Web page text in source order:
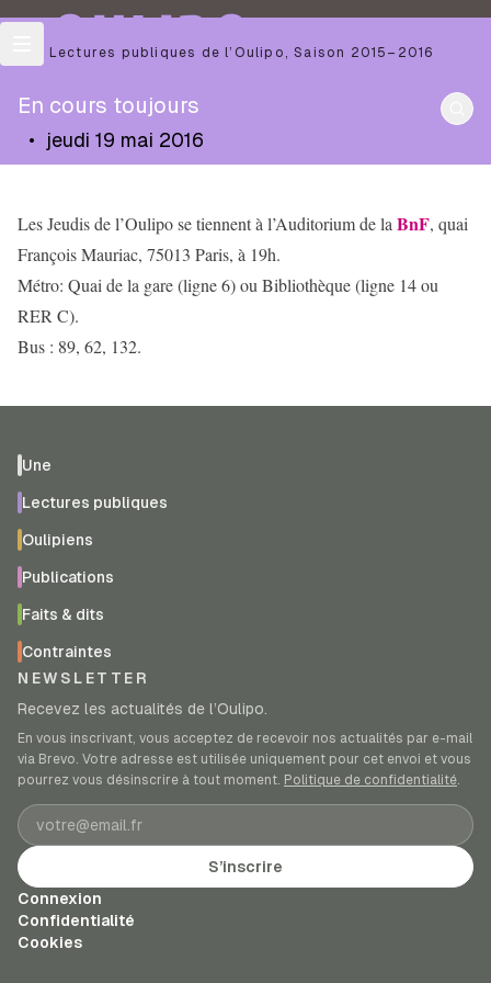
OULIPO
Les Lectures publiques de l’Oulipo ,Saison 2015–2016
En cours toujours
• jeudi 19 mai 2016
Les Jeudis de l’Oulipo se tiennent à l’Auditorium de la BnF, quai
François Mauriac, 75013 Paris, à 19h.
Métro: Quai de la gare (ligne 6) ou Bibliothèque (ligne 14 ou
RER C).
Bus : 89, 62, 132.
Une
Lectures publiques
Oulipiens
Publications
Faits & dits
Contraintes
NEWSLETTER
Recevez les actualités de l’Oulipo.
En vous inscrivant, vous acceptez de recevoir nos actualités par e-mail
via Brevo. Votre adresse est utilisée uniquement pour cet envoi et vous
pourrez vous désinscrire à tout moment. Politique de confidentialité.
Adresse e-mail
S’inscrire
Connexion
Confidentialité
Cookies